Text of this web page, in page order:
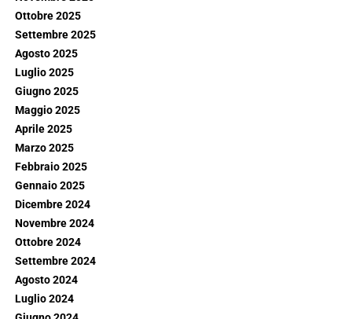
Ottobre 2025
Settembre 2025
Agosto 2025
Luglio 2025
Giugno 2025
Maggio 2025
Aprile 2025
Marzo 2025
Febbraio 2025
Gennaio 2025
Dicembre 2024
Novembre 2024
Ottobre 2024
Settembre 2024
Agosto 2024
Luglio 2024